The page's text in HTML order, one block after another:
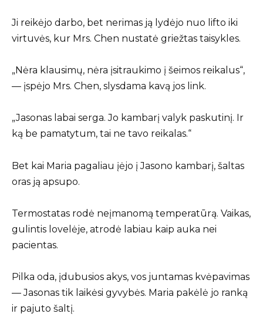
Ji reikėjo darbo, bet nerimas ją lydėjo nuo lifto iki
virtuvės, kur Mrs. Chen nustatė griežtas taisykles.
„Nėra klausimų, nėra įsitraukimo į šeimos reikalus“,
— įspėjo Mrs. Chen, slysdama kavą jos link.
„Jasonas labai serga. Jo kambarį valyk paskutinį. Ir
ką be pamatytum, tai ne tavo reikalas.“
Bet kai Maria pagaliau įėjo į Jasono kambarį, šaltas
oras ją apsupo.
Termostatas rodė neįmanomą temperatūrą. Vaikas,
gulintis lovelėje, atrodė labiau kaip auka nei
pacientas.
Pilka oda, įdubusios akys, vos juntamas kvėpavimas
— Jasonas tik laikėsi gyvybės. Maria pakėlė jo ranką
ir pajuto šaltį.